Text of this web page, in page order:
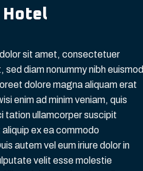
Hotel
sit amet, consectetuer
sed diam nonummy nibh euismod
dolore magna aliquam erat
enim ad minim veniam, quis
tation ullamcorper suscipit
aliquip ex ea commodo
autem vel eum iriure dolor in
velit esse molestie